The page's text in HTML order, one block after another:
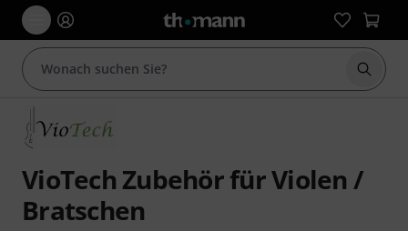
Suche
VioTech Zubehör für Violen /
Bratschen